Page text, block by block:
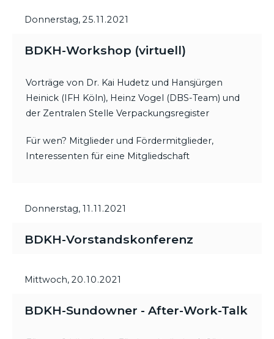
Donnerstag, 25.11.2021
BDKH-Workshop (virtuell)
Vorträge von Dr. Kai Hudetz und Hansjürgen
Heinick (IFH Köln), Heinz Vogel (DBS-Team) und
der Zentralen Stelle Verpackungsregister
Für wen? Mitglieder und Fördermitglieder,
Interessenten für eine Mitgliedschaft
Donnerstag, 11.11.2021
BDKH-Vorstandskonferenz
Mittwoch, 20.10.2021
BDKH-Sundowner - After-Work-Talk